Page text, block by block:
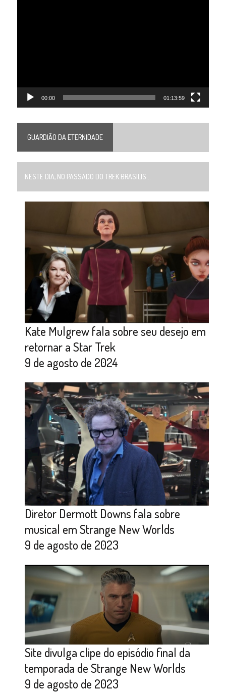
00:00 01:13:59
GUARDIÃO DA ETERNIDADE
NESTE DIA, NO PASSADO DO TREK BRASILIS...
Kate Mulgrew fala sobre seu desejo em
retornar a Star Trek
9 de agosto de 2024
Diretor Dermott Downs fala sobre
musical em Strange New Worlds
9 de agosto de 2023
Site divulga clipe do episódio final da
temporada de Strange New Worlds
9 de agosto de 2023